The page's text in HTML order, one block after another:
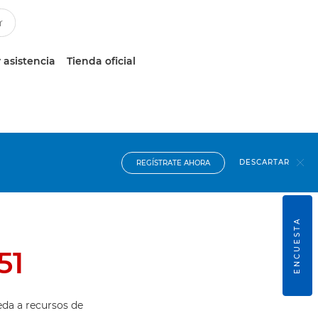
asistencia Tienda oficial
REGÍSTRATE AHORA DESCARTAR
a recursos de
ENCUESTA